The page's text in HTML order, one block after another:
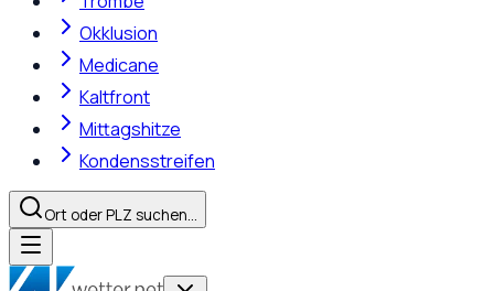
Okklusion
Medicane
Kaltfront
Mittagshitze
Kondensstreifen
Ort oder PLZ suchen…